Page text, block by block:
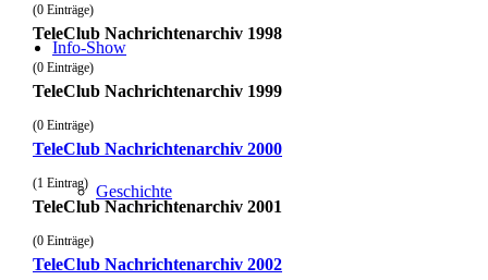
Info-Show
Geschichte
(0 Einträge)
TeleClub Nachrichtenarchiv 1998
(0 Einträge)
TeleClub Nachrichtenarchiv 1999
(0 Einträge)
TeleClub Nachrichtenarchiv 2000
(1 Eintrag)
TeleClub Nachrichtenarchiv 2001
(0 Einträge)
TeleClub Nachrichtenarchiv 2002